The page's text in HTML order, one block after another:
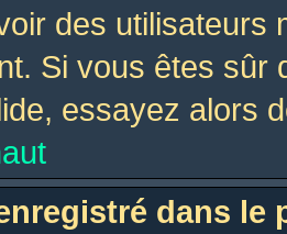
des utilisateurs
Si vous êtes sûr
essayez alors
dans le